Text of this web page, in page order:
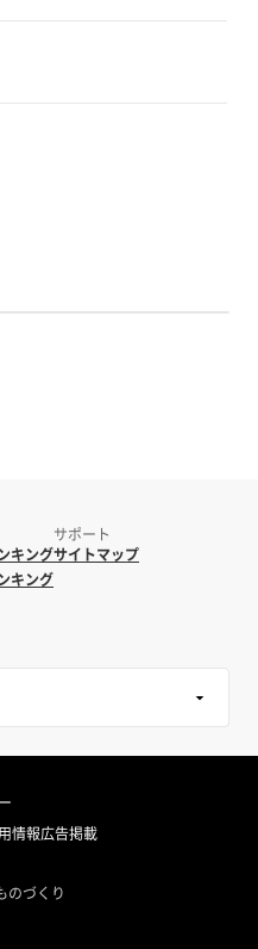
キング
キング
サポート
サイトマップ
情報広告掲載
のづくり